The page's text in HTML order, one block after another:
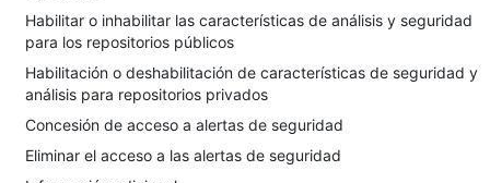
Habilitar o inhabilitar las características de análisis y seguridad
para los repositorios públicos
Habilitación o deshabilitación de características de seguridad y
análisis para repositorios privados
Concesión de acceso a alertas de seguridad
Eliminar el acceso a las alertas de seguridad